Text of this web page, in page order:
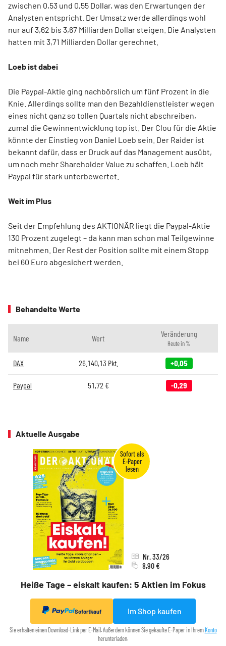
zwischen 0,53 und 0,55 Dollar, was den Erwartungen der
Analysten entspricht. Der Umsatz werde allerdings wohl
nur auf 3,62 bis 3,67 Milliarden Dollar steigen. Die Analysten
hatten mit 3,71 Milliarden Dollar gerechnet.
Loeb ist dabei
Die Paypal-Aktie ging nachbörslich um fünf Prozent in die
Knie. Allerdings sollte man den Bezahldienstleister wegen
eines nicht ganz so tollen Quartals nicht abschreiben,
zumal die Gewinnentwicklung top ist. Der Clou für die Aktie
könnte der Einstieg von Daniel Loeb sein. Der Raider ist
bekannt dafür, dass er Druck auf das Management ausübt,
um noch mehr Shareholder Value zu schaffen. Loeb hält
Paypal für stark unterbewertet.
Weit im Plus
Seit der Empfehlung des AKTIONÄR liegt die Paypal-Aktie
130 Prozent zugelegt – da kann man schon mal Teilgewinne
mitnehmen. Der Rest der Position sollte mit einem Stopp
bei 60 Euro abgesichert werden.
Behandelte Werte
Name Wert Veränderung
Heute in %
DAX 26.140,13 Pkt. +0,05
Paypal 51,72 € -0,29
Aktuelle Ausgabe
Heiße Tage – eiskalt kaufen: 5 Aktien im Fokus
Nr. 33/26
8,90 €
Sofortkauf Im Shop kaufen
Sie erhalten einen Download-Link per E-Mail. Außerdem können Sie gekaufte E-Paper in Ihrem Konto
herunterladen.